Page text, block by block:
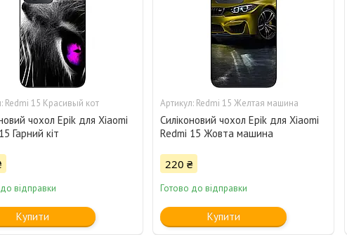
Redmi 15 Красивый кот
чохол Epik для Xiaomi
Гарний кіт
відправки
Купити
Redmi 15 Желтая машина
Силіконовий чохол Epik для Xiaomi
Redmi 15 Жовта машина
220 ₴
Готово до відправки
Купити